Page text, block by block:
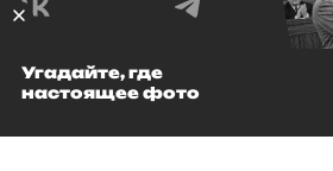
© 1999–2026 Все права
Угадайте, где
настоящее фото